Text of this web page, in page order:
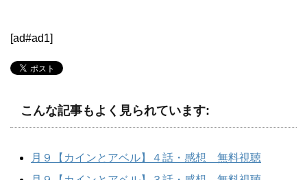
[ad#ad1]
こんな記事もよく見られています:
月９【カインとアベル】４話・感想 無料視聴